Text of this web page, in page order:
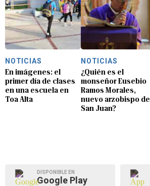
NOTICIAS
En imágenes: el
primer día de clases
en una escuela en
Toa Alta
NOTICIAS
¿Quién es el
monseñor Eusebio
Ramos Morales,
nuevo arzobispo de
San Juan?
DISPONIBLE EN
Google Play